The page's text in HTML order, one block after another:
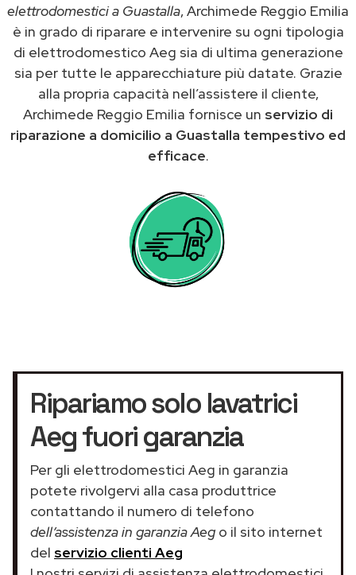
elettrodomestici a Guastalla, Archimede Reggio Emilia
è in grado di riparare e intervenire su ogni tipologia
di elettrodomestico Aeg sia di ultima generazione
sia per tutte le apparecchiature più datate. Grazie
alla propria capacità nell’assistere il cliente,
Archimede Reggio Emilia fornisce un servizio di
riparazione a domicilio a Guastalla tempestivo ed
efficace.
Ripariamo solo lavatrici
Aeg fuori garanzia
Per gli elettrodomestici Aeg in garanzia
potete rivolgervi alla casa produttrice
contattando il numero di telefono
dell’assistenza in garanzia Aeg o il sito internet
del servizio clienti Aeg